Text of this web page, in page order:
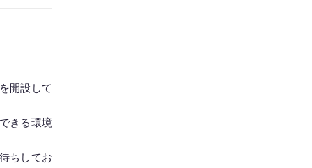
開設して
きる環境
ちしてお